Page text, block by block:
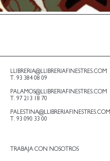
LLIBRERIA@LLIBRERIAFINESTRES.COM
T. 93 384 08 09
PALAMOS@LLIBRERIAFINESTRES.COM
T. 97 213 18 70
PALESTINA@LLIBRERIAFINESTRES.COM
T. 93 090 33 00
TRABAJA CON NOSOTROS